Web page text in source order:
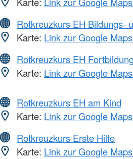
Rotkreuzkurs EH Bildungs-
Karte: Link zur Google
Rotkreuzkurs EH
Karte: Link zur Google
Rotkreuzkurs EH am Kind
Karte: Link zur Google
Rotkreuzkurs Erste Hilfe
Karte: Link zur Google